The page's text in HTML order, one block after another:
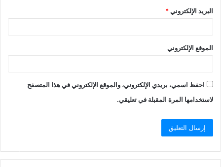
البريد الإلكتروني*
الموقع الإلكتروني
احفظ اسمي، بريدي الإلكتروني، والموقع الإلكتروني في هذا المتصفح
لاستخدامها المرة المقبلة في تعليقي.